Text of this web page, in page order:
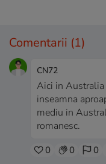
Comentarii (1)
CN72
Aici in Australia
inseamna
mediu in
romanesc.
0 0 0